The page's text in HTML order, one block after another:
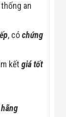
an
, cóchứng
kếtgiá tốt